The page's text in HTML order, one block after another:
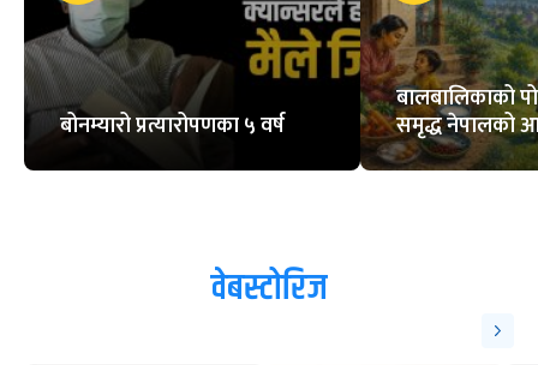
बोनम्यारो प्रत्यारोपणका ५ वर्ष
बालबालिकाको
समृद्ध नेपालको
वेबस्टोरिज